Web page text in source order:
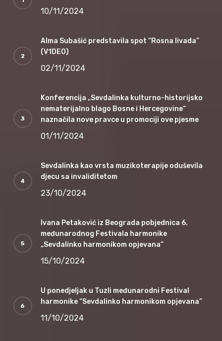
10/11/2024
Alma Subašić predstavila spot “Rosna livada”
(V1DEO)
02/11/2024
Konferencija „Sevdalinka kulturno-historijsko
nematerijalno blago Bosne i Hercegovine“
naznačila nove pravce u promociji ove pjesme
01/11/2024
Sevdalinka kao vrsta muzikoterapije oduševila
djecu sa invaliditetom
23/10/2024
Ivana Petaković iz Beograda pobjednica 6.
međunarodnog Festivala harmonike
„Sevdalinko harmonikom opjevana“
15/10/2024
U ponedjeljak u Tuzli međunarodni Festival
harmonike “Sevdalinko harmonikom opjevana”
11/10/2024